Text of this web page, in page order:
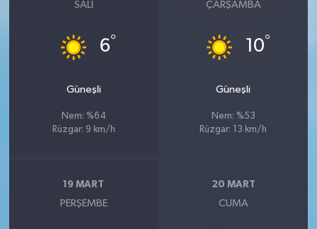
SALI
6°
Güneşli
Nem: %64
Rüzgar: 9 km/h
ÇARŞAMBA
10°
Güneşli
Nem: %53
Rüzgar: 13 km/h
19 MART
PERŞEMBE
20 MART
CUMA